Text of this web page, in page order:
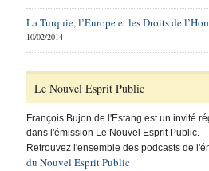
La Turquie, l’Europe et les Droits de
10/02/2014
Le Nouvel Esprit Public
François Bujon de l'Estang est un invité
dans l'émission Le Nouvel Esprit Public.
Retrouvez l'ensemble des podcasts de
du Nouvel Esprit Public